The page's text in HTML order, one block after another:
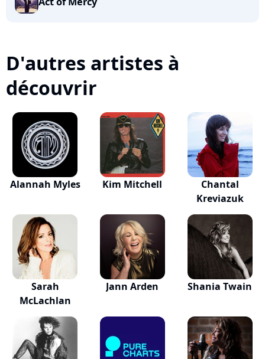
D'autres artistes à
découvrir
Alannah Myles Kim Mitchell
Chantal
Kreviazuk
Sarah
McLachlan
Jann Arden Shania Twain